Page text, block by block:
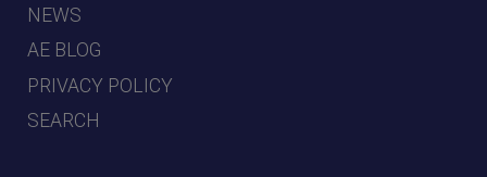
NEWS
AE BLOG
PRIVACY POLICY
SEARCH